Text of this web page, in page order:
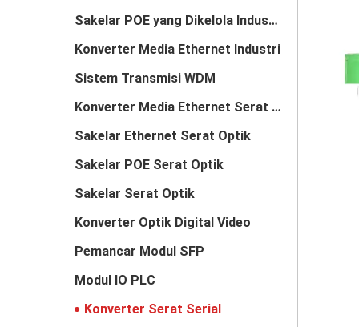
Sakelar POE yang Dikelola Industri
Konverter Media Ethernet Industri
Sistem Transmisi WDM
Konverter Media Ethernet Serat Optik
Sakelar Ethernet Serat Optik
Sakelar POE Serat Optik
Sakelar Serat Optik
Konverter Optik Digital Video
Pemancar Modul SFP
Modul IO PLC
Konverter Serat Serial